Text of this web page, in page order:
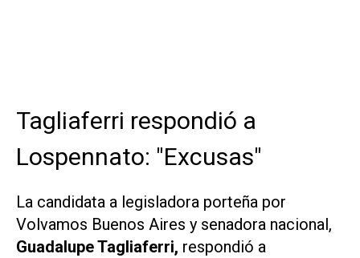
Tagliaferri respondió a
Lospennato: "Excusas"
La candidata a legisladora porteña por
Volvamos Buenos Aires y senadora nacional,
Guadalupe Tagliaferri, respondió a